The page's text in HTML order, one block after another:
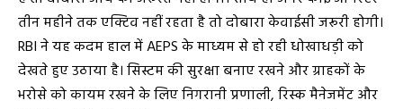
तीन महीने तक एक्टिव नहीं रहता है तो दोबारा केवाईसी जरूरी होगी।
RBI ने यह कदम हाल में AEPS के माध्यम से हो रही धोखाधड़ी को
देखते हुए उठाया है। सिस्टम की सुरक्षा बनाए रखने और ग्राहकों के
भरोसे को कायम रखने के लिए निगरानी प्रणाली, रिस्क मैनेजमेंट और